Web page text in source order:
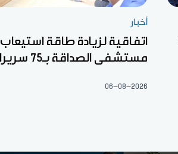
أخبار
اتفاقية لزيادة طاقة استيعاب
مستشفى الصداقة بـ75 سريرا
06-08-2026